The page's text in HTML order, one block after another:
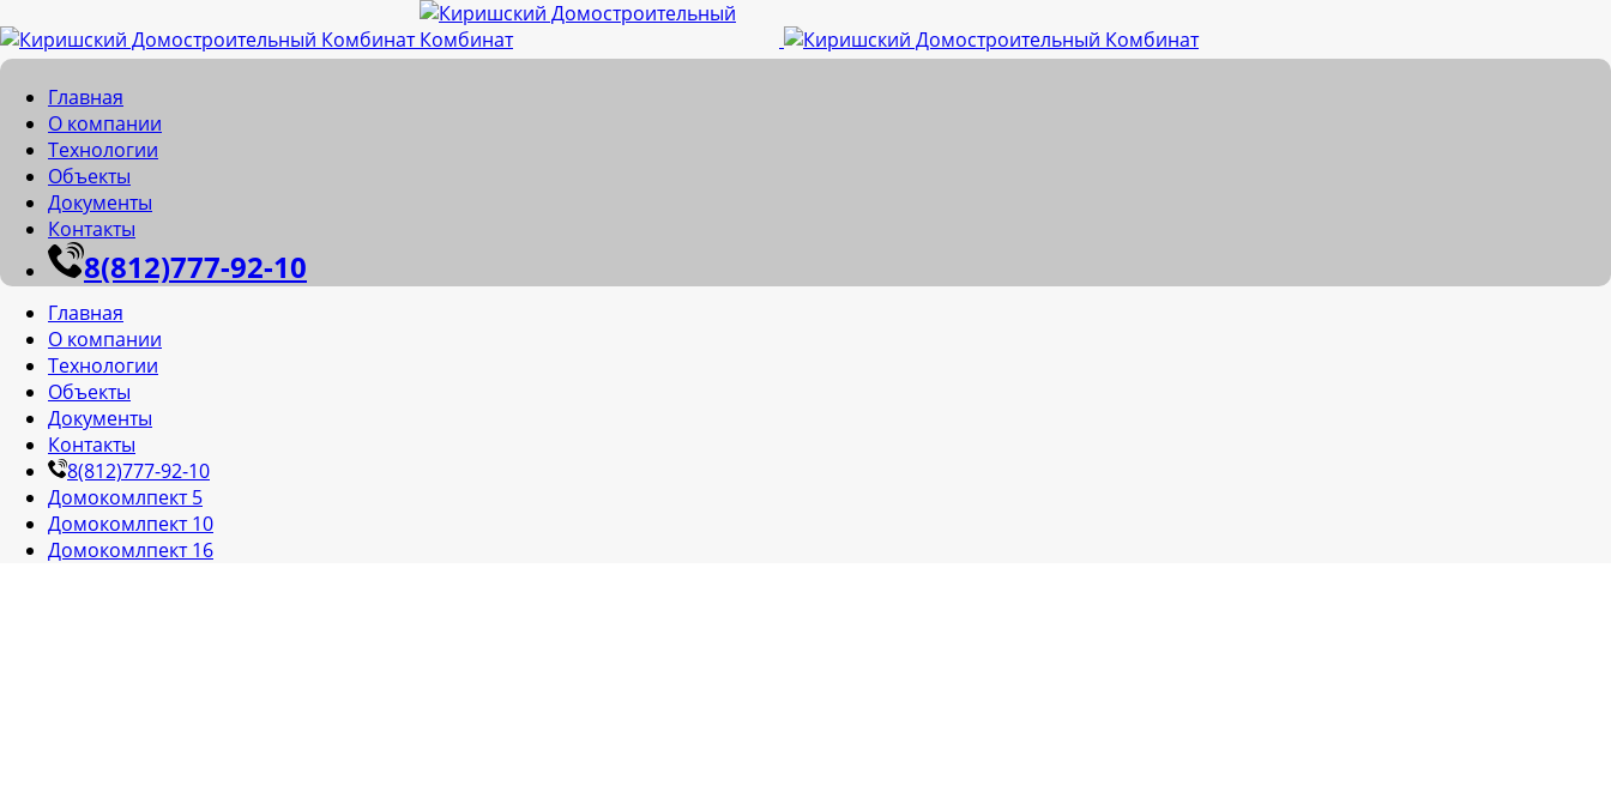
Главная
О компании
Технологии
Объекты
Документы
Контакты
8(812)777-92-10
Главная
О компании
Технологии
Объекты
Документы
Контакты
8(812)777-92-10
Домокомлпект 5
Домокомлпект 10
Домокомлпект 16